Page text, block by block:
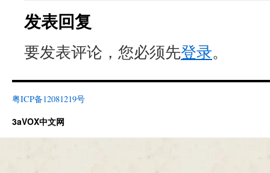
发表回复
要发表评论，您必须先登录。
粤ICP备12081219号
3aVOX中文网